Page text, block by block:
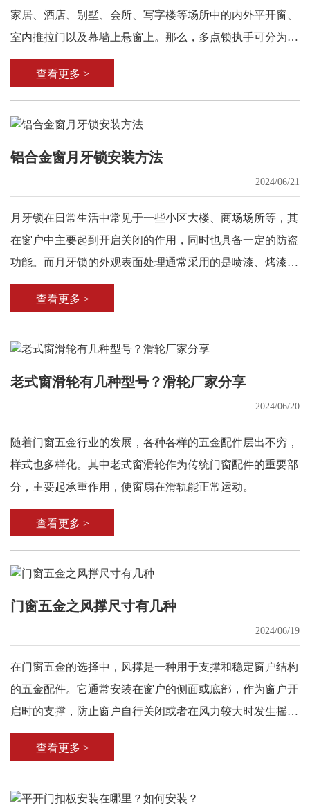
家居、酒店、别墅、会所、写字楼等场所中的内外平开窗、
室内推拉门以及幕墙上悬窗上。那么，多点锁执手可分为哪
些类型呢?
查看更多 >
铝合金窗月牙锁安装方法
2024/06/21
月牙锁在日常生活中常见于一些小区大楼、商场场所等，其
在窗户中主要起到开启关闭的作用，同时也具备一定的防盗
功能。而月牙锁的外观表面处理通常采用的是喷漆、烤漆、
喷涂、电镀等工艺，其中以白色和铝色居多，多用于塑钢铝
合金推拉窗上。
查看更多 >
老式窗滑轮有几种型号？滑轮厂家分享
2024/06/20
随着门窗五金行业的发展，各种各样的五金配件层出不穷，
样式也多样化。其中老式窗滑轮作为传统门窗配件的重要部
分，主要起承重作用，使窗扇在滑轨能正常运动。
查看更多 >
门窗五金之风撑尺寸有几种
2024/06/19
在门窗五金的选择中，风撑是一种用于支撑和稳定窗户结构
的五金配件。它通常安装在窗户的侧面或底部，作为窗户开
启时的支撑，防止窗户自行关闭或者在风力较大时发生摇晃
或倾斜。
查看更多 >